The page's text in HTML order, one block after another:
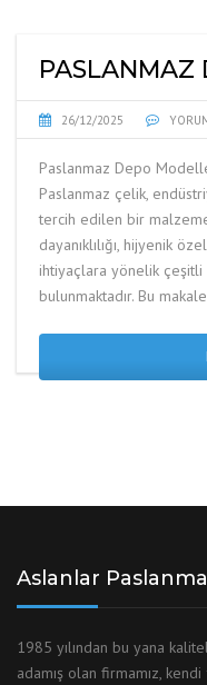
PASLANMAZ
26/12/2025
Paslanmaz Depo
Paslanmaz çelik,
tercih edilen bir
dayanıklılığı, hijyenik
ihtiyaçlara yönelik
bulunmaktadır. Bu
Aslanlar
1985 yılından bu yana
adamış olan firmamız,